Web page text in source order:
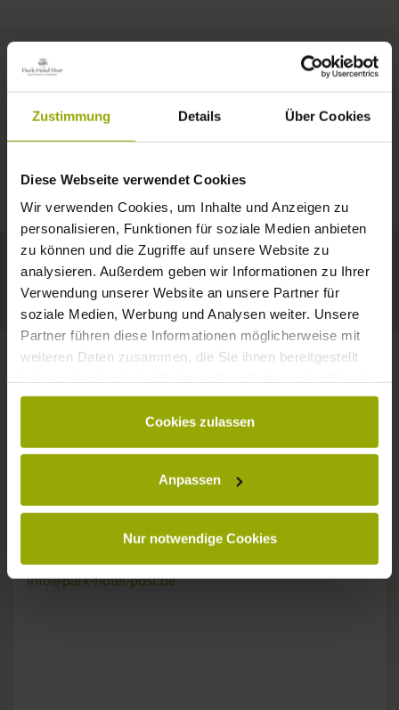
Zustimmung Details Über Cookies
Diese Webseite verwendet Cookies
Wir verwenden Cookies, um Inhalte und Anzeigen zu
personalisieren, Funktionen für soziale Medien anbieten
zu können und die Zugriffe auf unsere Website zu
analysieren. Außerdem geben wir Informationen zu Ihrer
Verwendung unserer Website an unsere Partner für
soziale Medien, Werbung und Analysen weiter. Unsere
Partner führen diese Informationen möglicherweise mit
weiteren Daten zusammen, die Sie ihnen bereitgestellt
gesammelt haben.
Cookies zulassen
Anpassen
Nur notwendige Cookies
ZIMMER & PREISE
EIN GUTES BUCH,
EIN BEQUEMES BETT,
RAUM ZUM TRÄUMEN
IMPRESSIONEN
FREIBURG
SCHWARZWALD
MARGRÄFLERLAND
KAISERSTUHL
© Deutscher Wetterdienst
29°C 32°C 34°C
Ein Hotel, das gefällt!
Wünsche, Fragen, Anregungen?
Wir sind gerne für Sie da:
Tel: +49 (0)761 - 385 480
info@park-hotel-post.de